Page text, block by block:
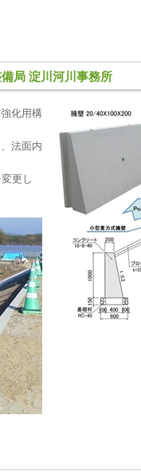
局 淀川河川事務所
化用構
法面内
更し